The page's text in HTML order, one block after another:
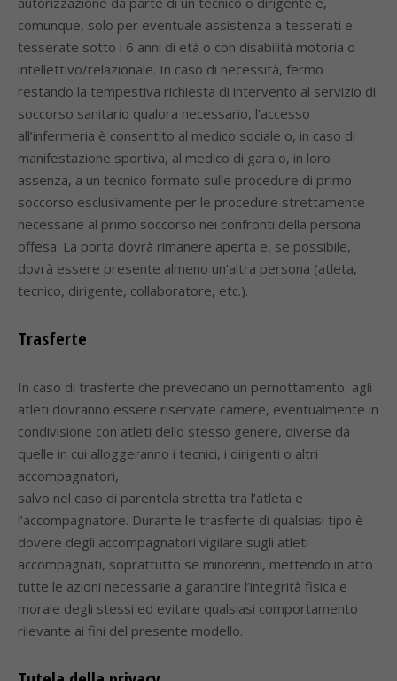
comunque, solo per eventuale assistenza a tesserati e
tesserate sotto i 6 anni di età o con disabilità motoria o
intellettivo/relazionale. In caso di necessità, fermo
restando la tempestiva richiesta di intervento al servizio di
soccorso sanitario qualora necessario, l’accesso
all’infermeria è consentito al medico sociale o, in caso di
manifestazione sportiva, al medico di gara o, in loro
assenza, a un tecnico formato sulle procedure di primo
soccorso esclusivamente per le procedure strettamente
necessarie al primo soccorso nei confronti della persona
offesa. La porta dovrà rimanere aperta e, se possibile,
dovrà essere presente almeno un’altra persona (atleta,
tecnico, dirigente, collaboratore, etc.).
Trasferte
In caso di trasferte che prevedano un pernottamento, agli
atleti dovranno essere riservate camere, eventualmente in
condivisione con atleti dello stesso genere, diverse da
quelle in cui alloggeranno i tecnici, i dirigenti o altri
accompagnatori,
salvo nel caso di parentela stretta tra l’atleta e
l’accompagnatore. Durante le trasferte di qualsiasi tipo è
dovere degli accompagnatori vigilare sugli atleti
accompagnati, soprattutto se minorenni, mettendo in atto
tutte le azioni necessarie a garantire l’integrità fisica e
morale degli stessi ed evitare qualsiasi comportamento
rilevante ai fini del presente modello.